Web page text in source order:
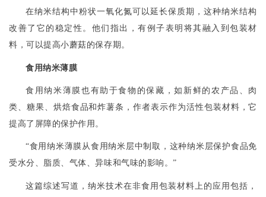
在纳米结构中粉状一氧化氮可以延长保质期，这种纳米结构
改善了它的稳定性。他们指出，有例子表明 将其融入到包装材
料，可以提高小蘑菇的保存期。
食用纳米薄膜
食用纳米薄膜也有助于食物的保藏，如新鲜的农产品、肉
类、糖果、烘焙食品和炸薯条，作者表示作为活性包装材料，它
提高了屏障的保护作用。
“食用纳米薄膜从食用纳米层中制取，这种纳米层保护食品免
受水分、脂质、气体、异味和气味的影响。”
这篇综述写道，纳米技术在非食用包装材料上的应用包括，